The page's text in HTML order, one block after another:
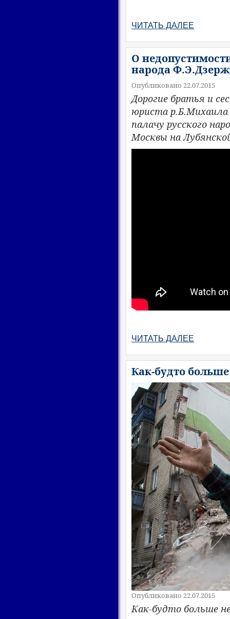
ЧИТАТЬ ДАЛЕЕ
О
народа
Опубликовано 22.07.2015
Дорогие братья и
юриста р.Б.Михаила
палачу русского
Москвы на
ЧИТАТЬ ДАЛЕЕ
Как-будто
Опубликовано 22.07.2015
Как-будто больше